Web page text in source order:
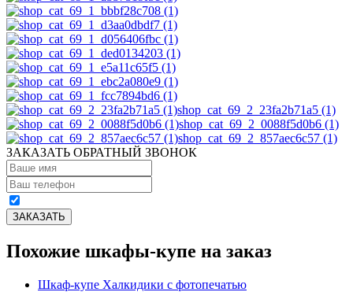
shop_cat_69_2_23fa2b71a5 (1)
shop_cat_69_2_0088f5d0b6 (1)
shop_cat_69_2_857aec6c57 (1)
ЗАКАЗАТЬ ОБРАТНЫЙ ЗВОНОК
Похожие шкафы-купе на заказ
Шкаф-купе Халкидики с фотопечатью